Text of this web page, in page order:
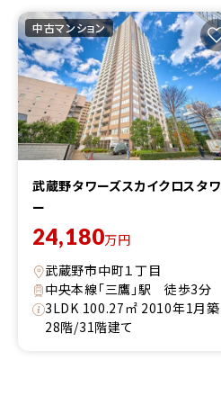
中古マンション
武蔵野タワーズスカイクロスタワ
ー
24,180万円
武蔵野市中町１丁目
中央本線「三鷹」駅 徒歩3分
3LDK 100.27㎡ 2010年1月築
28階/31階建て